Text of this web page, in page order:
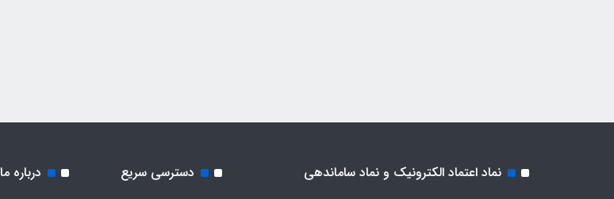
نماد اعتماد الکترونیک و نماد ساماندهی دسترسی سریع درباره ما